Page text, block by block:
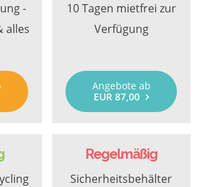
-
alles
10 Tagen mietfrei zur
Verfügung
Angebote ab
EUR 87,00
Regelmäßig
Sicherheitsbehälter